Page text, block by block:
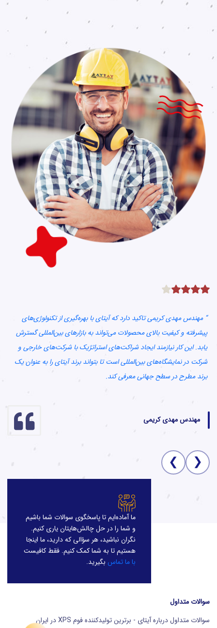
“ مهندس مهدی کریمی تاکید دارد که آیتای با بهره‌گیری از تکنولوژی‌های
پیشرفته و کیفیت بالای محصولات می‌تواند به بازارهای بین‌المللی گسترش
یابد. این کار نیازمند ایجاد شراکت‌های استراتژیک با شرکت‌های خارجی و
شرکت در نمایشگاه‌های بین‌المللی است تا بتواند برند آیتای را به عنوان یک
برند مطرح در سطح جهانی معرفی کند.
مهندس مهدی کریمی
❮
❮
ما آماده‌ایم تا پاسخگوی سوالات شما باشیم
و شما را در حل چالش‌هایتان یاری کنیم.
نگران نباشید، هر سؤالی که دارید، ما اینجا
هستیم تا به شما کمک کنیم. فقط کافیست
با ما تماس بگیرید.
سوالات متداول
سوالات متداول درباره آیتای - برترین تولیدکننده فوم XPS در ایران